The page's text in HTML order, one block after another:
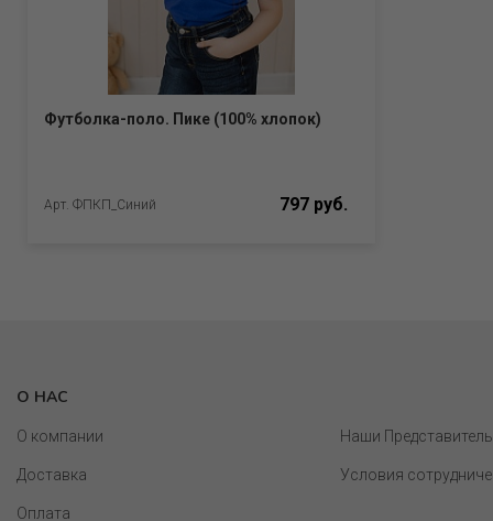
Футболка-поло. Пике (100% хлопок)
Арт. ФПКП_Синий 797 руб.
О НАС
О компании
Доставка
Оплата
Наши
Условия